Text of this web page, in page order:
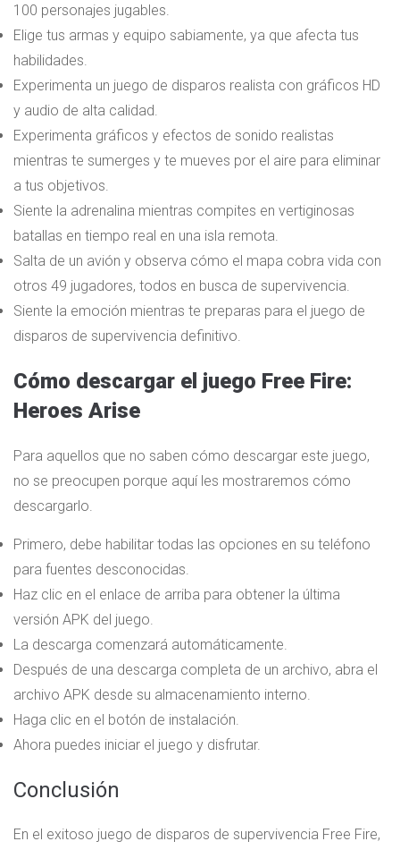
100 personajes jugables.
Elige tus armas y equipo sabiamente, ya que afecta tus
habilidades.
Experimenta un juego de disparos realista con gráficos HD
y audio de alta calidad.
Experimenta gráficos y efectos de sonido realistas
mientras te sumerges y te mueves por el aire para eliminar
a tus objetivos.
Siente la adrenalina mientras compites en vertiginosas
batallas en tiempo real en una isla remota.
Salta de un avión y observa cómo el mapa cobra vida con
otros 49 jugadores, todos en busca de supervivencia.
Siente la emoción mientras te preparas para el juego de
disparos de supervivencia definitivo.
Cómo descargar el juego Free Fire:
Heroes Arise
Para aquellos que no saben cómo descargar este juego,
no se preocupen porque aquí les mostraremos cómo
descargarlo.
Primero, debe habilitar todas las opciones en su teléfono
para fuentes desconocidas.
Haz clic en el enlace de arriba para obtener la última
versión APK del juego.
La descarga comenzará automáticamente.
Después de una descarga completa de un archivo, abra el
archivo APK desde su almacenamiento interno.
Haga clic en el botón de instalación.
Ahora puedes iniciar el juego y disfrutar.
Conclusión
En el exitoso juego de disparos de supervivencia Free Fire,